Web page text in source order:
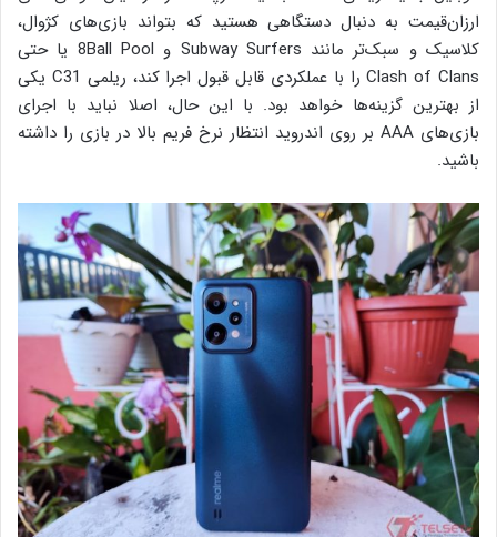
ارزان‌قیمت به دنبال دستگاهی هستید که بتواند بازی‌های کژوال،
کلاسیک و سبک‌تر مانند Subway Surfers و 8Ball Pool یا حتی
Clash of Clans را با عملکردی قابل قبول اجرا کند، ریلمی C31 یکی
از بهترین گزینه‌ها خواهد بود. با این حال، اصلا نباید با اجرای
بازی‌های AAA بر روی اندروید انتظار نرخ فریم بالا در بازی را داشته
باشید.